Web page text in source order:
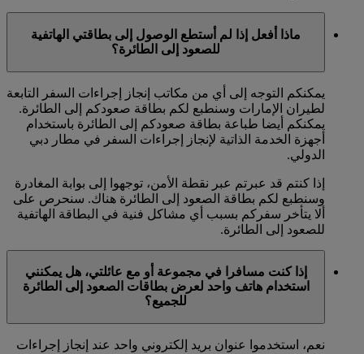
ماذا أفعل إذا لم أستطع الوصول إلى بطاقتي الهاتفية
للصعود إلى الطائرة؟
يمكنكم التوجه إلى أي من مكاتب إنجاز إجراءات السفر التابعة
لطيران الإمارات وسنطبع لكم بطاقة صعودكم إلى الطائرة.
يمكنكم أيضا طباعة بطاقة صعودكم إلى الطائرة باستخدام
أجهزة الخدمة الذاتية لإنجاز إجراءات السفر في مطار دبي
الدولي.
إذا كنتم قد عبرتم عبر نقطة الأمن، توجهوا إلى بوابة المغادرة
وسنطبع لكم بطاقة الصعود إلى الطائرة هناك. سنحرص على
ألا يتأخر سفركم بسبب أي مشاكل فنية في البطاقة الهاتفية
للصعود إلى الطائرة.
إذا كنت مسافرا في مجموعة أو مع عائلتي، هل يمكنني
استخدام هاتف واحد لعرض بطاقات الصعود إلى الطائرة
للجميع؟
نعم، استخدموا عنوان بريد إلكتروني واحد عند إنجاز إجراءات